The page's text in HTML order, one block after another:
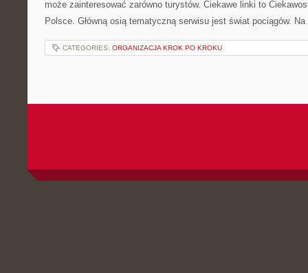
może zainteresować zarówno turystów. Ciekawe linki to
Polsce. Główną osią tematyczną serwisu jest świat pociągów.
CATEGORIES: ORGANIZACJA KROK PO KROKU